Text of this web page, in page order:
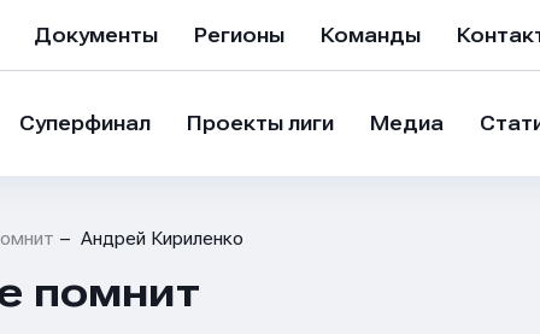
Документы Регионы Команды
Суперфинал Проекты лиги Медиа
Андрей Кириленко
помнит